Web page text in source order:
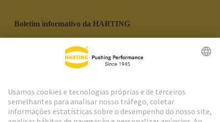
Boletim informativo da HARTING
Social Media